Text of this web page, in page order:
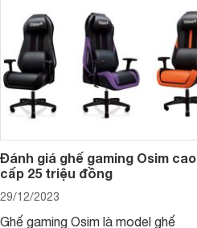
Đánh giá ghế gaming Osim cao
cấp 25 triệu đồng
29/12/2023
Ghế gaming Osim là model ghế